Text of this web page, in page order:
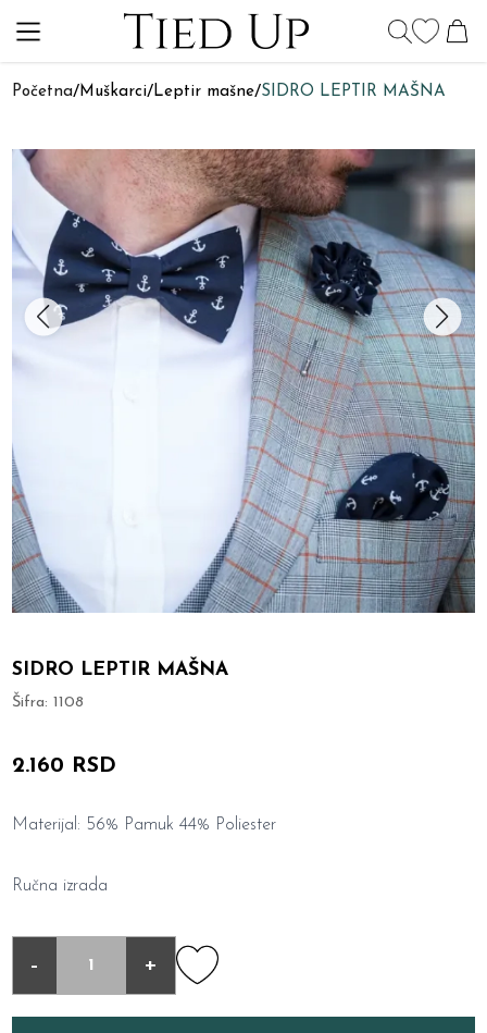
Početna/Muškarci/Leptir mašne/SIDRO LEPTIR MAŠNA
SIDRO LEPTIR MAŠNA
Šifra:1108
2.160 RSD
Materijal: 56% Pamuk 44% Poliester
Ručna izrada
- +